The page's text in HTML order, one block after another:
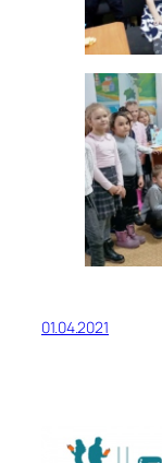
01.04.2021